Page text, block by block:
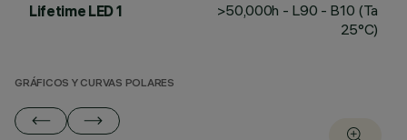
Lifetime LED 1
>50,000h - L90 - B10 (Ta
25°C)
GRÁFICOS Y CURVAS POLARES